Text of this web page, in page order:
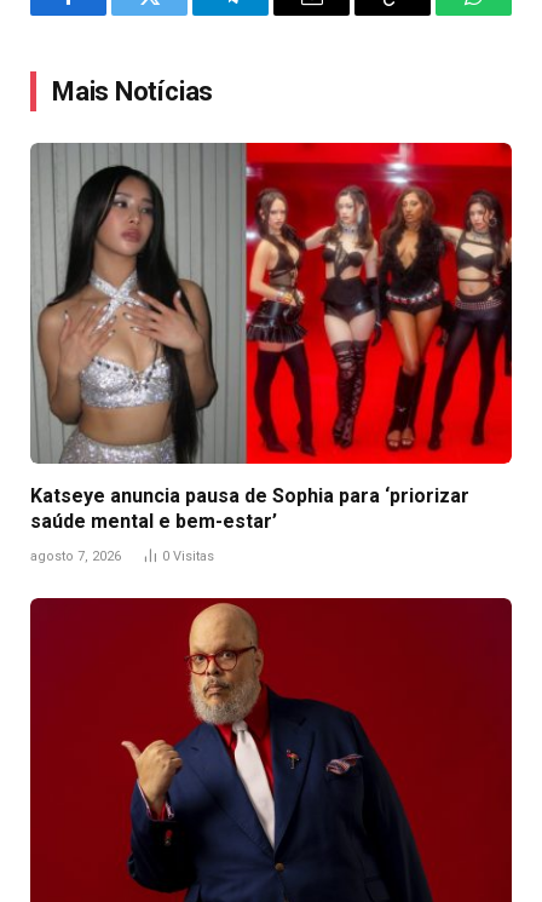
FacebookTwitter TelegramEmail
Copy
Mais Notícias
Katseye anuncia pausa de Sophia para ‘priorizar
saúde mental e bem-estar’
agosto 7, 2026 0 Visitas